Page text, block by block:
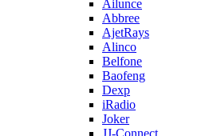
Ailunce
Abbree
AjetRays
Alinco
Belfone
Baofeng
Dexp
iRadio
Joker
JJ-Connect